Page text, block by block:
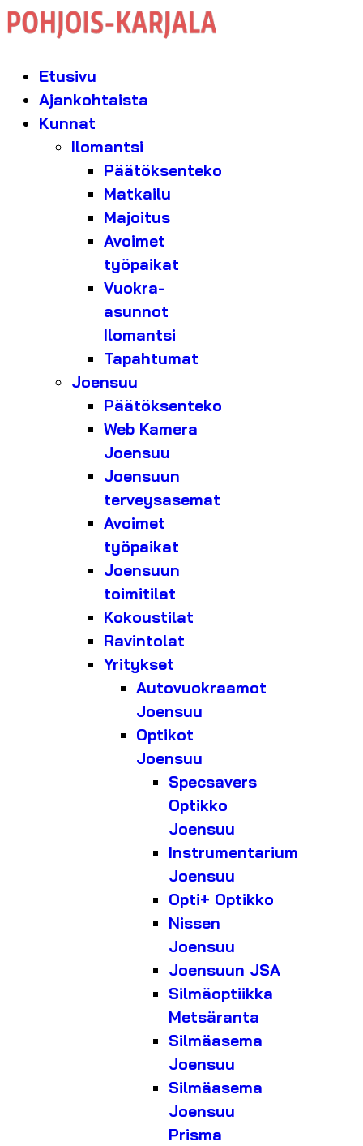
Etusivu
Ajankohtaista
Kunnat
Ilomantsi
Päätöksenteko
Matkailu
Majoitus
Avoimet
työpaikat
Vuokra-
asunnot
Ilomantsi
Tapahtumat
Joensuu
Päätöksenteko
Web Kamera
Joensuu
Joensuun
terveysasemat
Avoimet
työpaikat
Joensuun
toimitilat
Kokoustilat
Ravintolat
Yritykset
Autovuokraamot
Joensuu
Optikot
Joensuu
Specsavers
Optikko
Joensuu
Instrumentarium
Joensuu
Opti+ Optikko
Nissen
Joensuu
Joensuun JSA
Silmäoptiikka
Metsäranta
Silmäasema
Joensuu
Silmäasema
Joensuu
Prisma